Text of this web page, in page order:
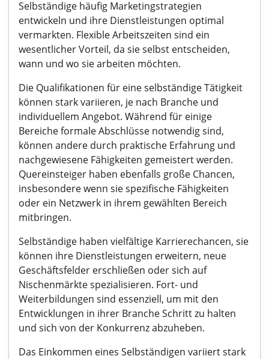
Selbständige häufig Marketingstrategien
entwickeln und ihre Dienstleistungen optimal
vermarkten. Flexible Arbeitszeiten sind ein
wesentlicher Vorteil, da sie selbst entscheiden,
wann und wo sie arbeiten möchten.
Die Qualifikationen für eine selbständige Tätigkeit
können stark variieren, je nach Branche und
individuellem Angebot. Während für einige
Bereiche formale Abschlüsse notwendig sind,
können andere durch praktische Erfahrung und
nachgewiesene Fähigkeiten gemeistert werden.
Quereinsteiger haben ebenfalls große Chancen,
insbesondere wenn sie spezifische Fähigkeiten
oder ein Netzwerk in ihrem gewählten Bereich
mitbringen.
Selbständige haben vielfältige Karrierechancen, sie
können ihre Dienstleistungen erweitern, neue
Geschäftsfelder erschließen oder sich auf
Nischenmärkte spezialisieren. Fort- und
Weiterbildungen sind essenziell, um mit den
Entwicklungen in ihrer Branche Schritt zu halten
und sich von der Konkurrenz abzuheben.
Das Einkommen eines Selbständigen variiert stark